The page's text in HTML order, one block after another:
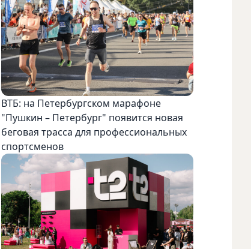
ВТБ: на Петербургском марафоне
"Пушкин – Петербург" появится новая
беговая трасса для профессиональных
спортсменов